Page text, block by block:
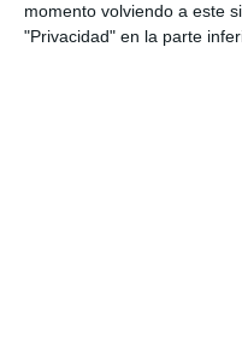
momento volviendo a este
"Privacidad" en la parte
La
su